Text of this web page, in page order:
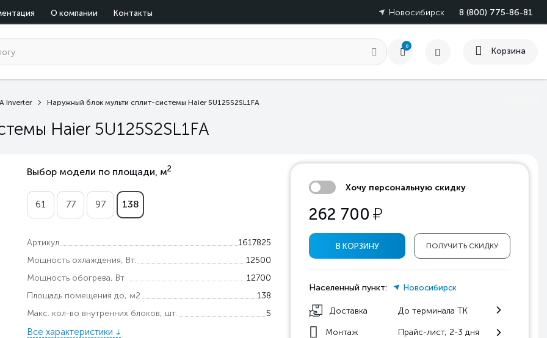
О компании Контакты 8 (800) 775-86-81
Новосибирск
0
Корзина
Inverter Наружный блок мульти сплит-системы Haier 5U125S2SL1FA
Haier 5U125S2SL1FA
Выбор модели по площади, м2
61 77 97 138
Артикул
1617825
Мощность охлаждения, Вт.
12500
Мощность обогрева, Вт
12700
Площадь помещения до, м2
138
Макс. кол-во внутренних блоков, шт.
5
Все характеристики
Хочу персональную скидку
262 700 у
ПОЛУЧИТЬ СКИДКУ
В КОРЗИНУ
Населенный пункт: Новосибирск
Доставка До терминала ТК
Монтаж Прайс-лист, 2-3 дня